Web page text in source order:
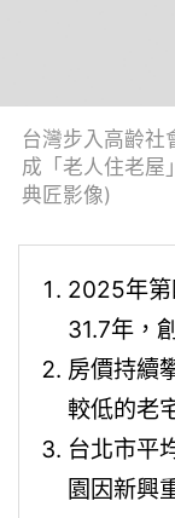
台灣步入高齡社
成「老人住老
典匠影像)
2025年第
31.7年，
房價持續
較低的老
台北市平
園因新興